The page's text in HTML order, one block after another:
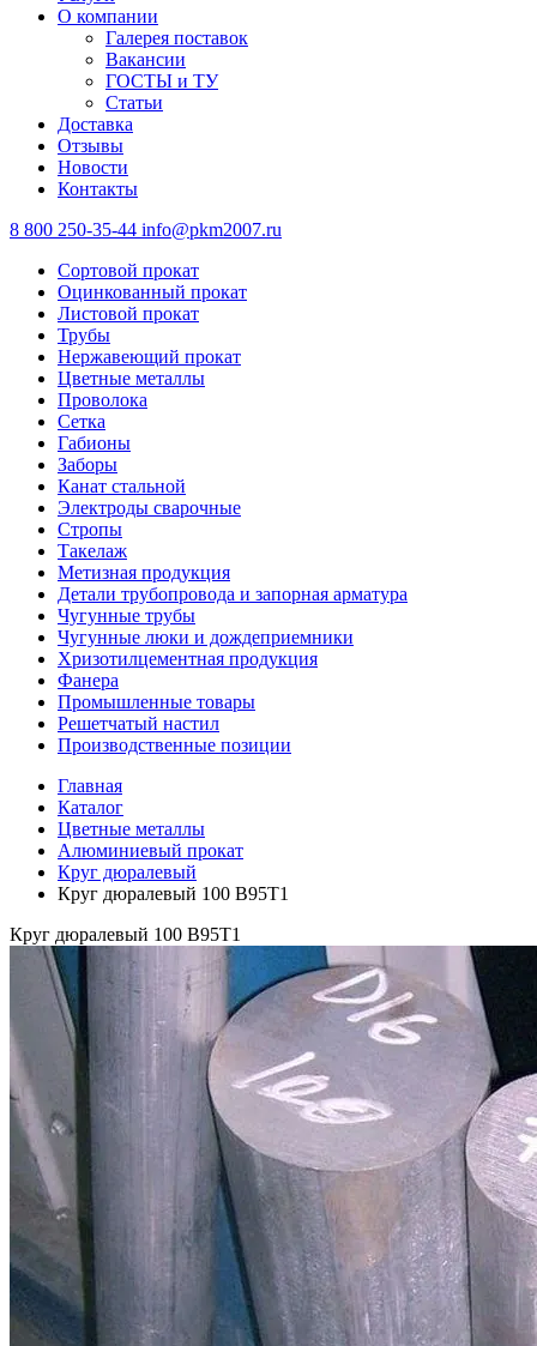
О компании
Галерея поставок
Вакансии
ГОСТЫ и ТУ
Статьи
Доставка
Отзывы
Новости
Контакты
8 800 250-35-44 info@pkm2007.ru
Сортовой прокат
Оцинкованный прокат
Листовой прокат
Трубы
Нержавеющий прокат
Цветные металлы
Проволока
Сетка
Габионы
Заборы
Канат стальной
Электроды сварочные
Стропы
Такелаж
Метизная продукция
Детали трубопровода и запорная арматура
Чугунные трубы
Чугунные люки и дождеприемники
Хризотилцементная продукция
Фанера
Промышленные товары
Решетчатый настил
Производственные позиции
Главная
Каталог
Цветные металлы
Алюминиевый прокат
Круг дюралевый
Круг дюралевый 100 В95Т1
Круг дюралевый 100 В95Т1